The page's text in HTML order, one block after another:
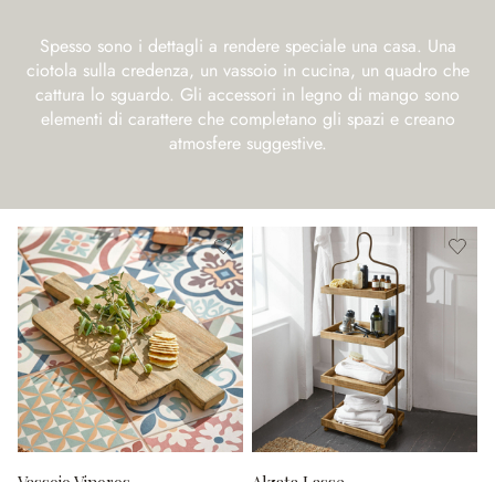
Spesso sono i dettagli a rendere speciale una casa. Una
ciotola sulla credenza, un vassoio in cucina, un quadro che
cattura lo sguardo. Gli accessori in legno di mango sono
elementi di carattere che completano gli spazi e creano
atmosfere suggestive.